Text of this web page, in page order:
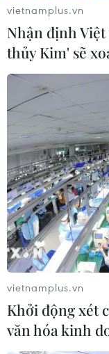
TIN CÙNG
Ninh Bình phê
đồng xây dựng
vietnamplus.vn
Nhận định Việt
thủy Kim' sẽ
vietnamplus.vn
Khởi động xét
văn hóa kinh